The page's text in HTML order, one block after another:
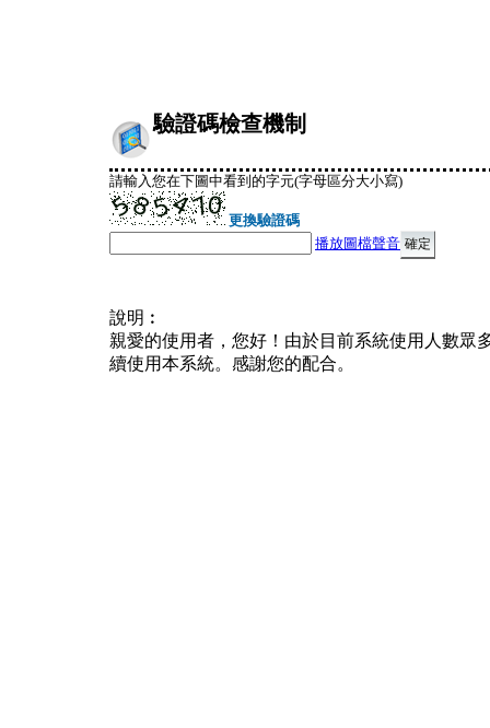
驗證碼檢查機制
請輸入您在下圖中看到的字元(字母區分大小寫)
更換驗證碼
播放圖檔聲音
說明︰
親愛的使用者，您好！由於目前系統使用人數眾
續使用本系統。感謝您的配合。